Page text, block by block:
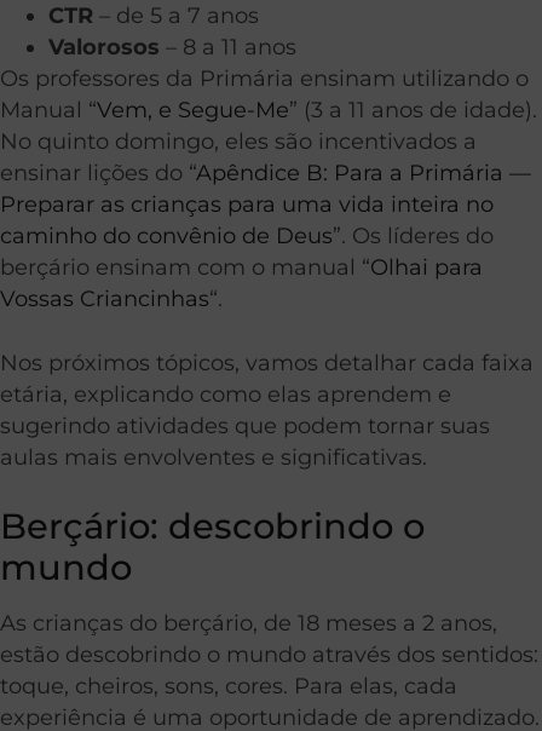
CTR – de 5 a 7 anos
Valorosos – 8 a 11 anos
Os professores da Primária ensinam utilizando o
Manual “Vem, e Segue-Me” (3 a 11 anos de idade).
No quinto domingo, eles são incentivados a
ensinar lições do “Apêndice B: Para a Primária —
Preparar as crianças para uma vida inteira no
caminho do convênio de Deus”. Os líderes do
berçário ensinam com o manual “Olhai para
Vossas Criancinhas“.
Nos próximos tópicos, vamos detalhar cada faixa
etária, explicando como elas aprendem e
sugerindo atividades que podem tornar suas
aulas mais envolventes e significativas.
Berçário: descobrindo o
mundo
As crianças do berçário, de 18 meses a 2 anos,
estão descobrindo o mundo através dos sentidos:
toque, cheiros, sons, cores. Para elas, cada
experiência é uma oportunidade de aprendizado.